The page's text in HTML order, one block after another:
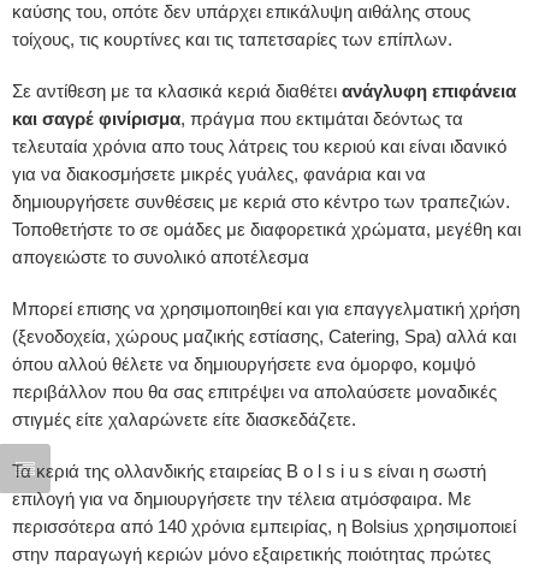
καύσης του, οπότε δεν υπάρχει επικάλυψη αιθάλης στους
τοίχους, τις κουρτίνες και τις ταπετσαρίες των επίπλων.
Σε αντίθεση με τα κλασικά κεριά διαθέτει ανάγλυφη επιφάνεια
και σαγρέ φινίρισμα, πράγμα που εκτιμάται δεόντως τα
τελευταία χρόνια απο τους λάτρεις του κεριού και είναι ιδανικό
για να διακοσμήσετε μικρές γυάλες, φανάρια και να
δημιουργήσετε συνθέσεις με κεριά στο κέντρο των τραπεζιών.
Τοποθετήστε το σε ομάδες με διαφορετικά χρώματα, μεγέθη και
απογειώστε το συνολικό αποτέλεσμα
Μπορεί επισης να χρησιμοποιηθεί και για επαγγελματική χρήση
(ξενοδοχεία, χώρους μαζικής εστίασης, Catering, Spa) αλλά και
όπου αλλού θέλετε να δημιουργήσετε ενα όμορφο, κομψό
περιβάλλον που θα σας επιτρέψει να απολαύσετε μοναδικές
στιγμές είτε χαλαρώνετε είτε διασκεδάζετε.
Τα κεριά της ολλανδικής εταιρείας B o l s i u s είναι η σωστή
επιλογή για να δημιουργήσετε την τέλεια ατμόσφαιρα. Με
περισσότερα από 140 χρόνια εμπειρίας, η Bolsius χρησιμοποιεί
στην παραγωγή κεριών μόνο εξαιρετικής ποιότητας πρώτες